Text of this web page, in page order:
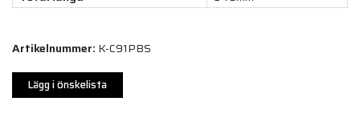
Artikelnummer: K-C91PBS
Lägg i önskelista